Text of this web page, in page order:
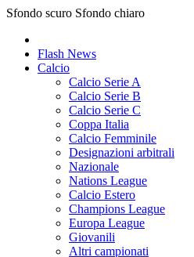
Sfondo scuro Sfondo chiaro
Flash News
Calcio
Calcio Serie A
Calcio Serie B
Calcio Serie C
Coppa Italia
Calcio Femminile
Designazioni arbitrali
Nazionale
Nations League
Calcio Estero
Champions League
Europa League
Giovanili
Altri campionati